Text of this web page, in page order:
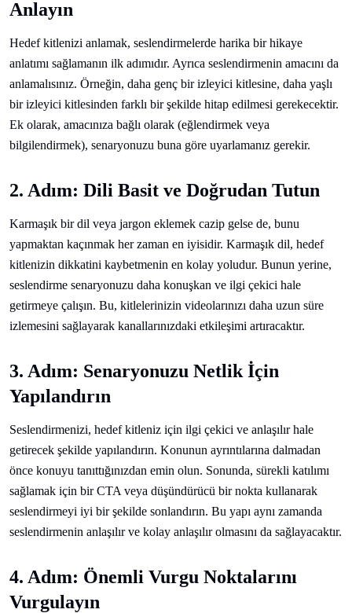
Anlayın
Hedef kitlenizi anlamak, seslendirmelerde harika bir hikaye
anlatımı sağlamanın ilk adımıdır. Ayrıca seslendirmenin amacını da
anlamalısınız. Örneğin, daha genç bir izleyici kitlesine, daha yaşlı
bir izleyici kitlesinden farklı bir şekilde hitap edilmesi gerekecektir.
Ek olarak, amacınıza bağlı olarak (eğlendirmek veya
bilgilendirmek), senaryonuzu buna göre uyarlamanız gerekir.
2. Adım: Dili Basit ve Doğrudan Tutun
Karmaşık bir dil veya jargon eklemek cazip gelse de, bunu
yapmaktan kaçınmak her zaman en iyisidir. Karmaşık dil, hedef
kitlenizin dikkatini kaybetmenin en kolay yoludur. Bunun yerine,
seslendirme senaryonuzu daha konuşkan ve ilgi çekici hale
getirmeye çalışın. Bu, kitlelerinizin videolarınızı daha uzun süre
izlemesini sağlayarak kanallarınızdaki etkileşimi artıracaktır.
3. Adım: Senaryonuzu Netlik İçin
Yapılandırın
Seslendirmenizi, hedef kitleniz için ilgi çekici ve anlaşılır hale
getirecek şekilde yapılandırın. Konunun ayrıntılarına dalmadan
önce konuyu tanıttığınızdan emin olun. Sonunda, sürekli katılımı
sağlamak için bir CTA veya düşündürücü bir nokta kullanarak
seslendirmeyi iyi bir şekilde sonlandırın. Bu yapı aynı zamanda
seslendirmenin anlaşılır ve kolay anlaşılır olmasını da sağlayacaktır.
4. Adım: Önemli Vurgu Noktalarını
Vurgulayın